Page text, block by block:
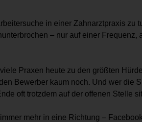
in einer Zahnarztpraxis zu
– nur auf einer Frequenz,
Praxen heute zu den größten
Bewerber kaum noch. Und wer die
oft trotzdem auf der offenen Stelle
mehr in eine Richtung –